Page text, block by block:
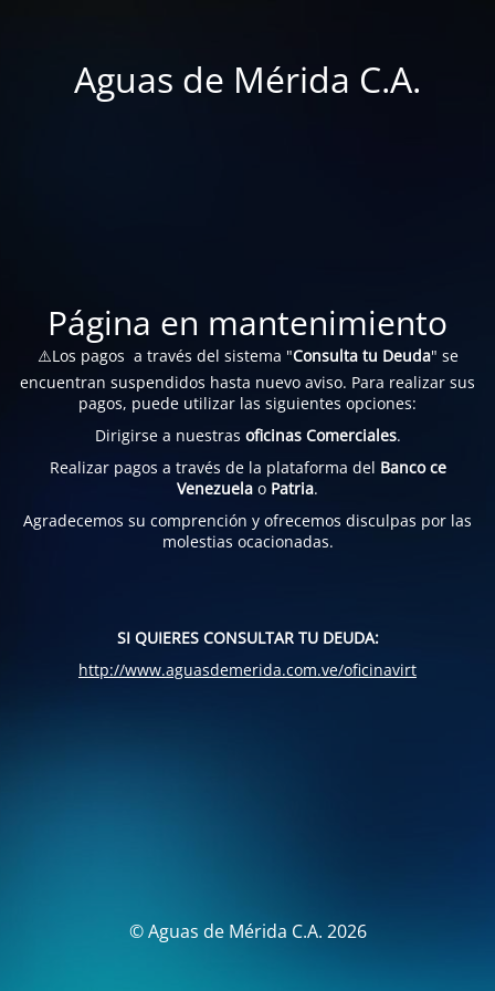
Aguas de Mérida C.A.
Página en mantenimiento
⚠️Los pagos a través del sistema "Consulta tu Deuda" se
encuentran suspendidos hasta nuevo aviso. Para realizar sus
pagos, puede utilizar las siguientes opciones:
Dirigirse a nuestras oficinas Comerciales.
Realizar pagos a través de la plataforma del Banco ce
Venezuela o Patria.
Agradecemos su comprención y ofrecemos disculpas por las
molestias ocacionadas.
SI QUIERES CONSULTAR TU DEUDA:
http://www.aguasdemerida.com.ve/oficinavirt
© Aguas de Mérida C.A. 2026